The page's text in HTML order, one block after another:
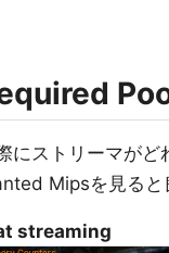
にストリーマが
Mipsを見ると
streaming